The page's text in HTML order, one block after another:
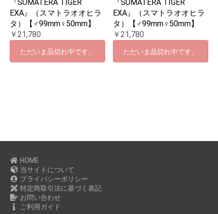
『SUMATERA TIGER
EXA』（スマトラオオヒラ
タ）【♂99mm♀50mm】
￥21,780
ただいま品切れ中です。
『SUMATERA TIGER
EXA』（スマトラオオヒラ
タ）【♂99mm♀50mm】
￥21,780
ただいま品切れ中です。
HOME
当サイトについて
プライバシーポリシー
特定商取引法に基づく表記
お問い合わせ
ご利用ガイド